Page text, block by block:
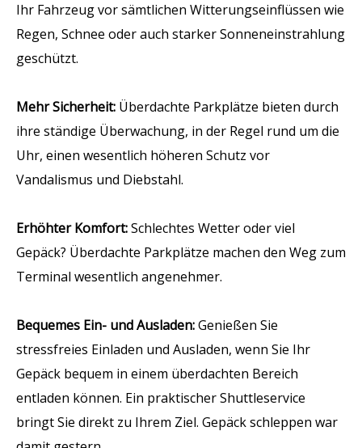
Ihr Fahrzeug vor sämtlichen Witterungseinflüssen wie
Regen, Schnee oder auch starker Sonneneinstrahlung
geschützt.
Mehr Sicherheit: Überdachte Parkplätze bieten durch
ihre ständige Überwachung, in der Regel rund um die
Uhr, einen wesentlich höheren Schutz vor
Vandalismus und Diebstahl.
Erhöhter Komfort:Schlechtes Wetter oder viel
Gepäck? Überdachte Parkplätze machen den Weg zum
Terminal wesentlich angenehmer.
Bequemes Ein- und Ausladen:Genießen Sie
stressfreies Einladen und Ausladen, wenn Sie Ihr
Gepäck bequem in einem überdachten Bereich
entladen können. Ein praktischer Shuttleservice
bringt Sie direkt zu Ihrem Ziel. Gepäck schleppen war